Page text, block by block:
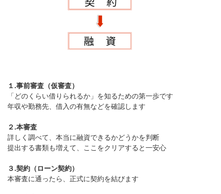
１.事前審査（仮審査）
「どのくらい借りられるか」を知るための第一歩です
年収や勤務先、借入の有無などを確認します
２.本審査
詳しく調べて、本当に融資できるかどうかを判断
提出する書類も増えて、ここをクリアすると一安心
３.契約（ローン契約）
本審査に通ったら、正式に契約を結びます